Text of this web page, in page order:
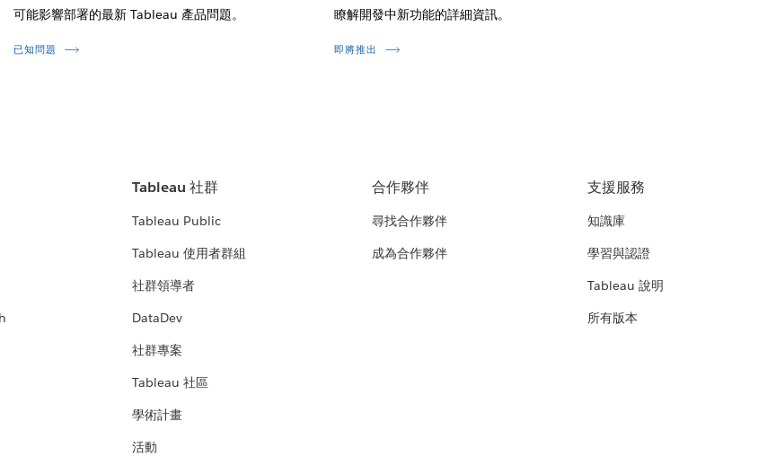
可能影響部署的最新 Tableau 產品問題。
已知問題
瞭解開發中新功能的詳細資訊。
即將推出
Tableau 社群
Tableau Public
Tableau 使用者群組
社群領導者
DataDev
社群專案
Tableau 社區
學術計畫
活動
合作夥伴
尋找合作夥伴
成為合作夥伴
支援服務
知識庫
學習與認證
Tableau 說明
所有版本